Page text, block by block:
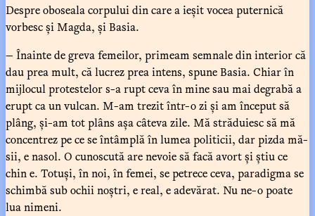
Despre oboseala corpului din care a ieșit vocea puternică
vorbesc și Magda, și Basia.
— Înainte de greva femeilor, primeam semnale din interior că
dau prea mult, că lucrez prea intens, spune Basia. Chiar în
mijlocul protestelor s-a rupt ceva în mine sau mai degrabă a
erupt ca un vulcan. M-am trezit într-o zi și am început să
plâng, și-am tot plâns așa câteva zile. Mă străduiesc să mă
concentrez pe ce se întâmplă în lumea politicii, dar pizda mă-
sii, e nasol. O cunoscută are nevoie să facă avort și știu ce
chin e. Totuși, în noi, în femei, se petrece ceva, paradigma se
schimbă sub ochii noștri, e real, e adevărat. Nu ne-o poate
lua nimeni.